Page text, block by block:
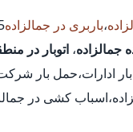
،باربری در جمالزاده
جمالزاده، اتوبار در
ادارات،حمل بار
کشی در